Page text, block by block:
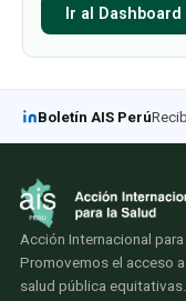
Ir al
Boletín AIS PerúRecibe
Acción Internacional
Promovemos el acceso
salud pública equitativas.